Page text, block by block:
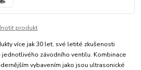
produkt
více jak 30 let, své letité zkušenosti
jednotlivého závodního ventilu. Kombinace
vybavením jako jsou ultrasonické